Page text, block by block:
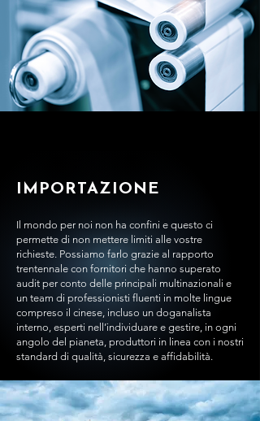
IMPORTAZIONE
Il mondo per noi non ha confini e questo ci
permette di non mettere limiti alle vostre
richieste. Possiamo farlo grazie al rapporto
trentennale con fornitori che hanno superato
audit per conto delle principali multinazionali e
un team di professionisti fluenti in molte lingue
compreso il cinese, incluso un doganalista
interno, esperti nell’individuare e gestire, in ogni
angolo del pianeta, produttori in linea con i nostri
standard di qualità, sicurezza e affidabilità.